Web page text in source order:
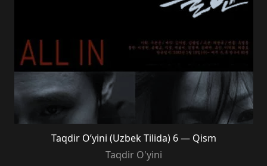
Taqdir O’yini (Uzbek Tilida) 6 — Qism
Taqdir O'yini